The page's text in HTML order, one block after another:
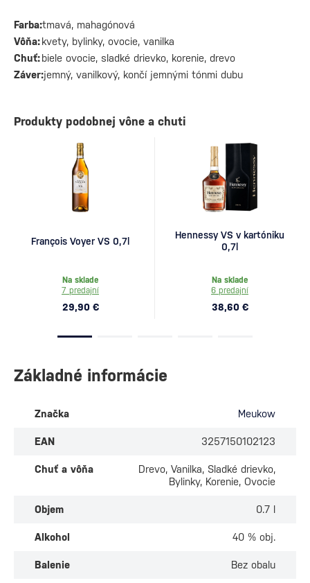
Farba:tmavá, mahagónová
Vôňa:kvety, bylinky, ovocie, vanilka
Chuť:biele ovocie, sladké drievko, korenie, drevo
Záver:jemný, vanilkový, končí jemnými tónmi dubu
Produkty podobnej vône a chuti
François Voyer VS 0,7l
Na sklade
7 predajní
29,90 €
Hennessy VS v kartóniku
0,7l
Na sklade
6 predajní
38,60 €
Základné informácie
Značka Meukow
EAN 3257150102123
Chuť a vôňa
Drevo, Vanilka, Sladké drievko,
Bylinky, Korenie, Ovocie
Objem 0.7 l
Alkohol 40 % obj.
Balenie Bez obalu